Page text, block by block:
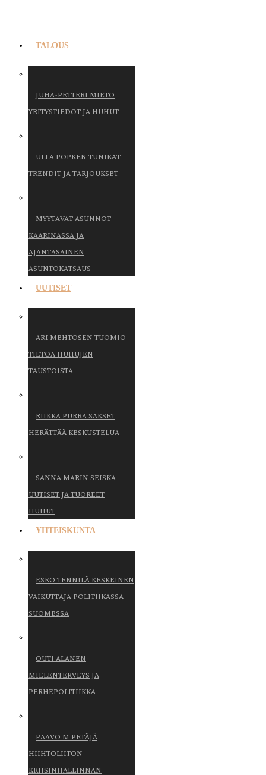
TALOUS
JUHA-PETTERI MIETO
YRITYSTIEDOT JA HUHUT
ULLA POPKEN TUNIKAT
TRENDIT JA TARJOUKSET
MYYTAVAT ASUNNOT
KAARINASSA JA
AJANTASAINEN
ASUNTOKATSAUS
UUTISET
ARI MEHTOSEN TUOMIO –
TIETOA HUHUJEN
TAUSTOISTA
RIIKKA PURRA SAKSET
HERÄTTÄÄ KESKUSTELUA
SANNA MARIN SEISKA
UUTISET JA TUOREET
HUHUT
YHTEISKUNTA
ESKO TENNILÄ KESKEINEN
VAIKUTTAJA POLITIIKASSA
SUOMESSA
OUTI ALANEN
MIELENTERVEYS JA
PERHEPOLITIIKKA
PAAVO M PETÄJÄ
HIIHTOLIITON
KRIISINHALLINNAN